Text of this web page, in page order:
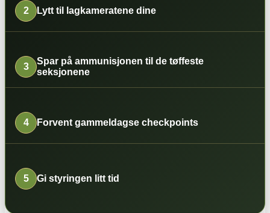
2 Lytt til lagkameratene dine
3
Spar på ammunisjonen til de tøffeste
seksjonene
4 Forvent gammeldagse checkpoints
5 Gi styringen litt tid